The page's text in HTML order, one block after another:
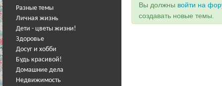
Разные темы
Личная жизнь
Дети - цветы жизни!
Здоровье
Досуг и хобби
Будь красивой!
Домашние дела
Недвижимость
Вы должны войти на
создавать новые темы.